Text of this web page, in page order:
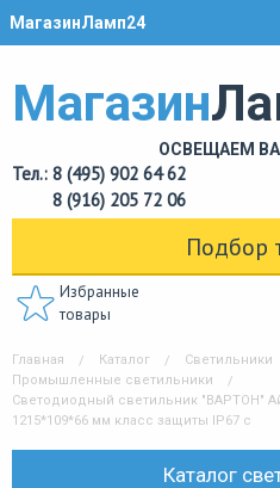
МагазинЛамп24
Магазин
ОСВЕЩАЕМ
Тел.: 8 (495) 902 64 62
8 (916) 205 72 06
Подбор
Избранные
товары
Главная Каталог
Светильники
Промышленные светильники
Светодиодный светильник "ВАРТОН"
1215*109*66 мм класс защиты IP67 с
Каталог